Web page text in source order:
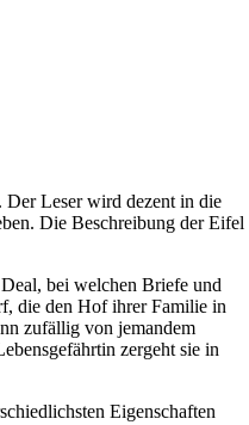
Leser wird dezent in die
Die Beschreibung der Eifel
bei welchen Briefe und
die den Hof ihrer Familie in
zufällig von jemandem
zergeht sie in
Eigenschaften